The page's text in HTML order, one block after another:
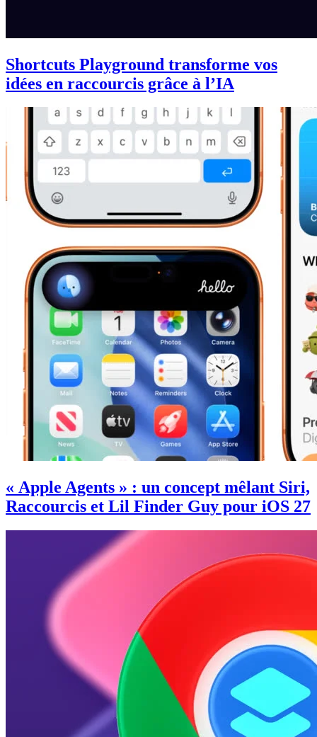
Shortcuts Playground transforme vos
idées en raccourcis grâce à l’IA
« Apple Agents » : un concept mêlant Siri,
Raccourcis et Lil Finder Guy pour iOS 27